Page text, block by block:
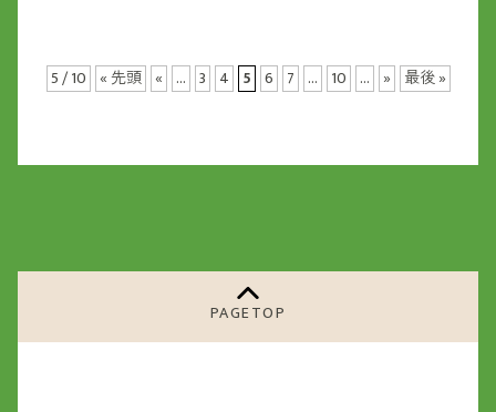
5 / 10 « 先頭 « ... 3 4 5 6 7 ... 10 ... » 最後 »
PAGETOP